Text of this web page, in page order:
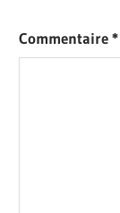
Commentaire*